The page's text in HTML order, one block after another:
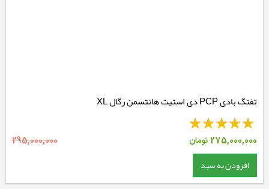
تفنگ بادی PCP دی استیت هانتسمن رگال XL
275,000,000تومان 295,000,000
افزودن به سبد